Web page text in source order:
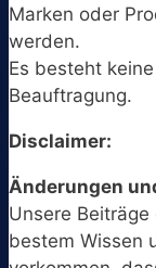
Marken oder
werden.
Es besteht
Beauftragung.
Disclaimer:
Änderungen
Unsere
bestem Wissen